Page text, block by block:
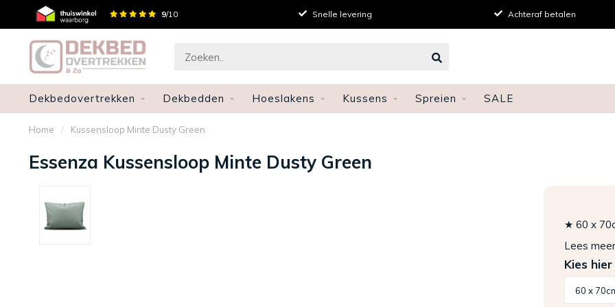
9/10
Gratis verzenden en retourneren Snelle levering Achteraf betalen
Dekbedovertrekken Dekbedden Hoeslakens Kussens Spreien SALE
Home / Kussensloop Minte Dusty Green
Essenza Kussensloop Minte Dusty Green
★ 60 x
Lees meer
Kies